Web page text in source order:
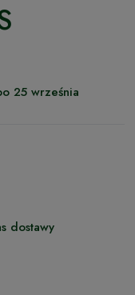
25 września
dostawy